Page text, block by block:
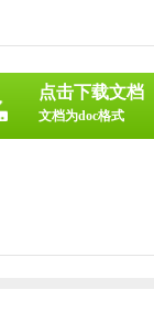
点击下载文档
文档为doc格式